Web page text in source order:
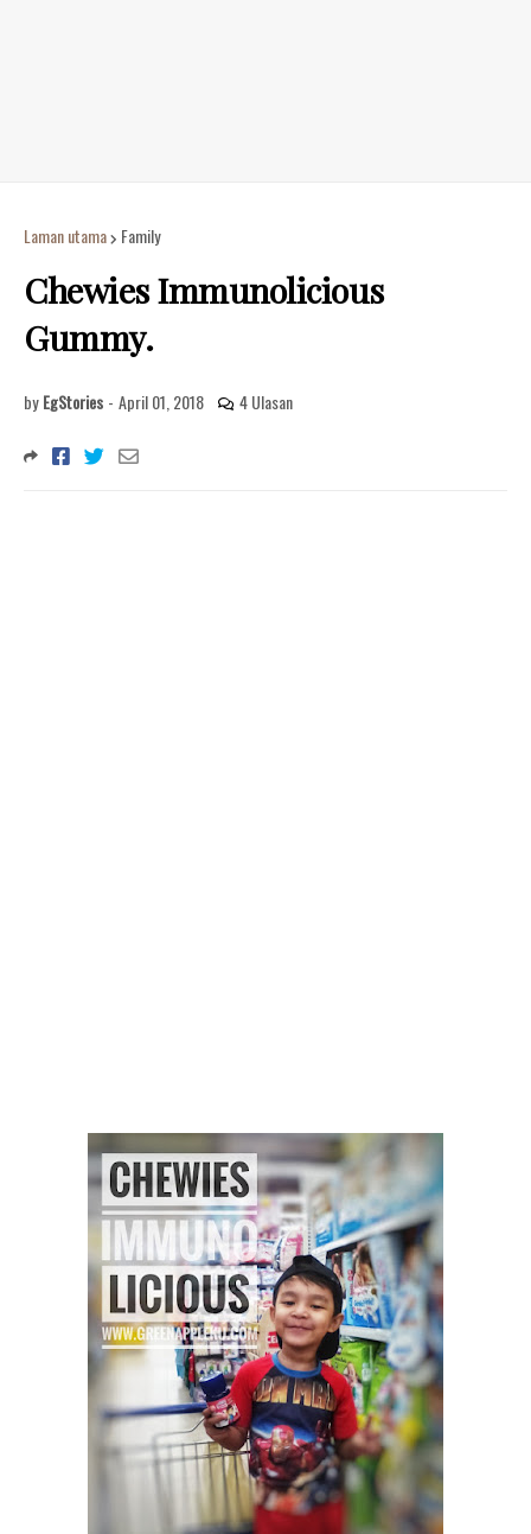
Laman utama Family
Chewies Immunolicious
Gummy.
by EgStories - April 01, 2018 4 Ulasan